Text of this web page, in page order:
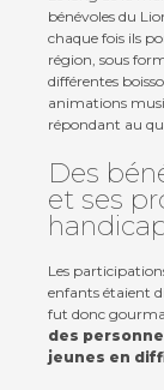
bénévoles du
chaque fois ils
région, sous
différentes
animations
répondant au
Des
et ses
Les
enfants étaient
fut donc
des
jeunes en